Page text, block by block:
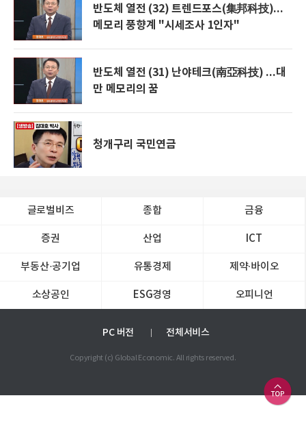
반도체 열전 (32) 트렌드포스(集邦科技)...
메모리 풍향계 "시세조사 1인자"
반도체 열전 (31) 난야테크(南亞科技) ...대
만 메모리의 꿈
청개구리 국민연금
글로벌비즈 종합 금융
증권 산업 ICT
부동산·공기업 유통경제 제약∙바이오
소상공인 ESG경영 오피니언
PC 버전 전체서비스
Copyright (c) Global Economic. All rights reserved.